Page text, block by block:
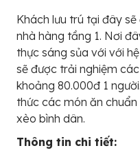
Khách lưu trú tại đây
nhà hàng tầng 1. Nơi
thực sáng sủa với với
sẽ được trải nghiệm
khoảng 80.000đ 1
thức các món ăn
xèo bình dân.
Thông tin chi tiết: